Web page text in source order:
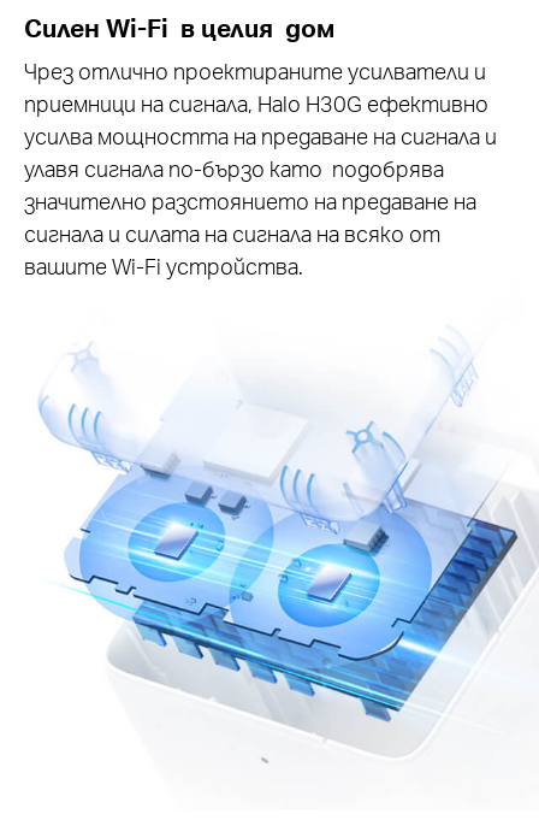
Силен Wi-Fi в целия дом
Чрез отлично проектираните усилватели и
приемници на сигнала, Halo H30G ефективно
усилва мощността на предаване на сигнала и
улавя сигнала по-бързо като подобрява
значително разстоянието на предаване на
сигнала и силата на сигнала на всяко от
вашите Wi-Fi устройства.